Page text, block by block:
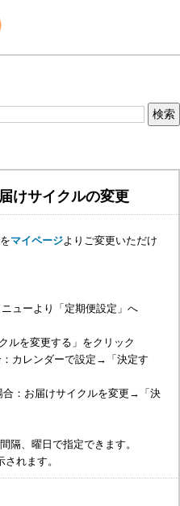
けサイクルの変更
マイページよりご変更いただけ
ューより「定期便設定」へ
ルを変更する」をクリック
カレンダーで設定→「決定す
：お届けサイクルを変更→「決
隔、曜日で指定できます。
れます。